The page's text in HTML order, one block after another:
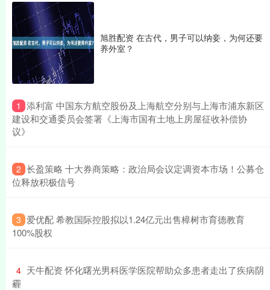
旭胜配资 在古代，男子可以纳妾，为何还要
养外室？
1 ​添利富 中国东方航空股份及上海航空分别与上海市浦东新区
建设和交通委员会签署《上海市国有土地上房屋征收补偿协
议》
2 ​长盈策略 十大券商策略：政治局会议定调资本市场！公募仓
位释放积极信号
3 ​爱优配 希教国际控股拟以1.24亿元出售樟树市育德教育
100%股权
4 ​天牛配资 怀化曙光男科医学医院帮助众多患者走出了疾病阴
霾